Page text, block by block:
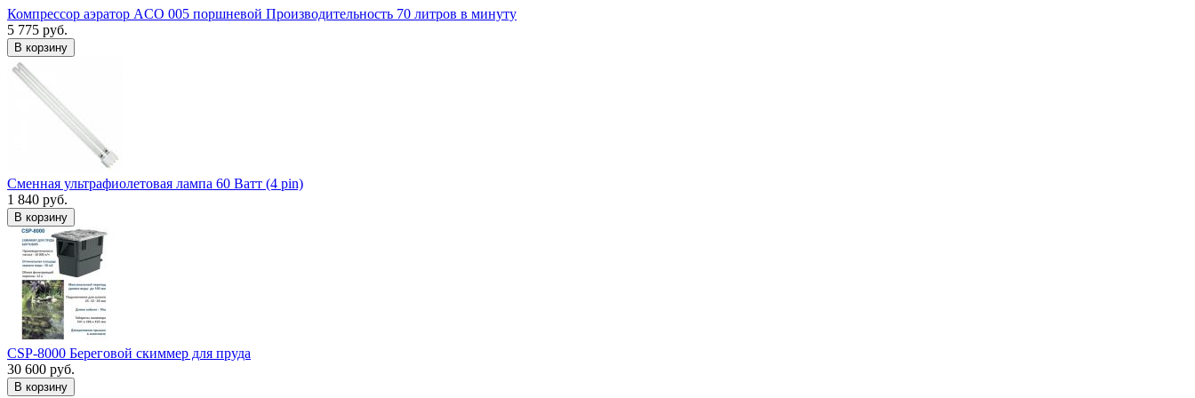
Компрессор аэратор ACO 005 поршневой Производительность 70 литров в минуту
5 775 руб.
В корзину
Сменная ультрафиолетовая лампа 60 Ватт (4 pin)
1 840 руб.
В корзину
CSP-8000 Береговой скиммер для пруда
30 600 руб.
В корзину